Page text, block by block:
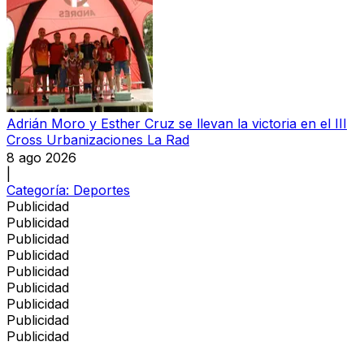
Adrián Moro y Esther Cruz se llevan la victoria en el III
Cross Urbanizaciones La Rad
8 ago 2026
Categoría: Deportes
Publicidad
Publicidad
Publicidad
Publicidad
Publicidad
Publicidad
Publicidad
Publicidad
Publicidad